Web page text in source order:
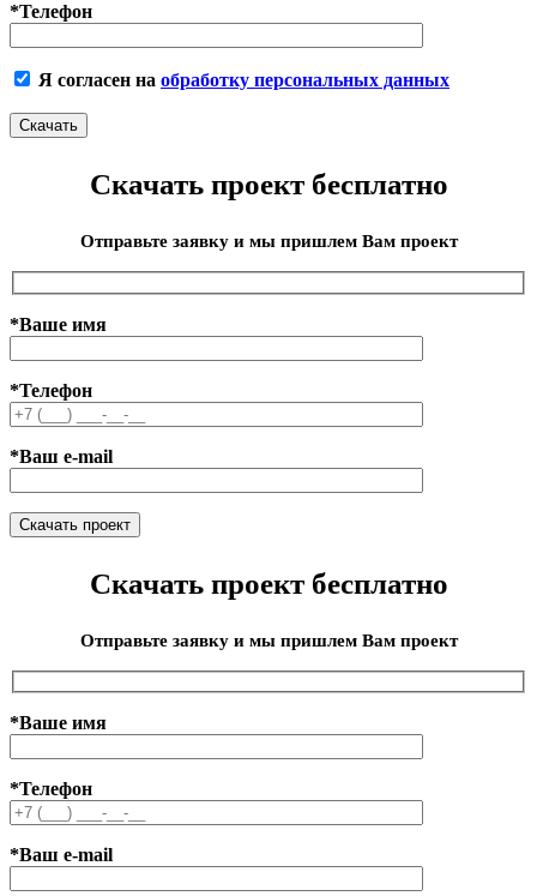
*Телефон
Я согласен на обработку персональных данных
Скачать проект бесплатно
Отправьте заявку и мы пришлем Вам проект
*Ваше имя
*Телефон
*Ваш e-mail
Скачать проект бесплатно
Отправьте заявку и мы пришлем Вам проект
*Ваше имя
*Телефон
*Ваш e-mail